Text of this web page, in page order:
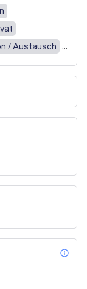
der
Qualität
gezielt
uns, selbst
und Ihnen
und
oder
gemeinsam
sich von
Wir
/ Austausch
Wartung